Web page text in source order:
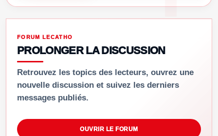
FORUM LECATHO
PROLONGER LA DISCUSSION
Retrouvez les topics des lecteurs, ouvrez une
nouvelle discussion et suivez les derniers
messages publiés.
OUVRIR LE FORUM